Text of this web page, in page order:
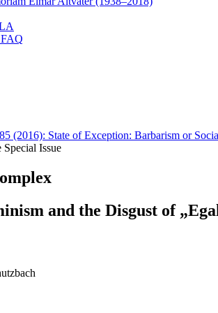
(2016): State of Exception: Barbarism or
Issue
and the Disgust of